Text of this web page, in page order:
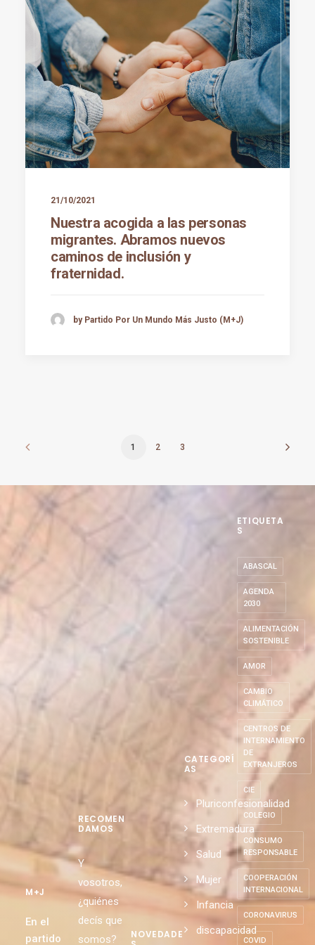
21/10/2021
Nuestra acogida a las personas
migrantes. Abramos nuevos
caminos de inclusión y
fraternidad.
by Partido Por Un Mundo Más Justo (M+J)
1 2 3
M+J
En el
partido
RECOMEN
DAMOS
Y
vosotros,
¿quiénes
decís que
somos?
NOVEDADE
CATEGORÍ
AS
Pluriconfesionalidad
Extremadura
Salud
Mujer
Infancia
discapacidad
ETIQUETA
S
ABASCAL
AGENDA
2030
ALIMENTACIÓN
SOSTENIBLE
AMOR
CAMBIO
CLIMÁTICO
CENTROS DE
INTERNAMIENTO
DE
EXTRANJEROS
CIE
COLEGIO
CONSUMO
RESPONSABLE
COOPERACIÓN
INTERNACIONAL
CORONAVIRUS
COVID